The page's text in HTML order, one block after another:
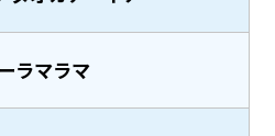
ラマラマ